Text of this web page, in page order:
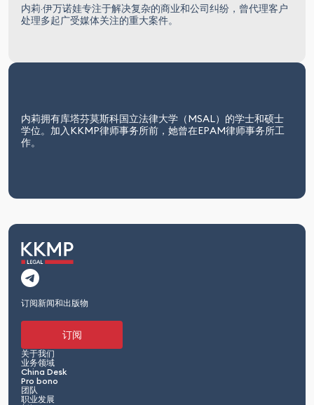
内莉·伊万诺娃专注于解决复杂的商业和公司纠纷，曾代理客户
处理多起广受媒体关注的重大案件。
内莉拥有库塔芬莫斯科国立法律大学（MSAL）的学士和硕士
学位。加入KKMP律师事务所前，她曾在EPAM律师事务所工
作。
订阅新闻和出版物
订阅
关于我们
业务领域
China Desk
Pro bono
团队
职业发展